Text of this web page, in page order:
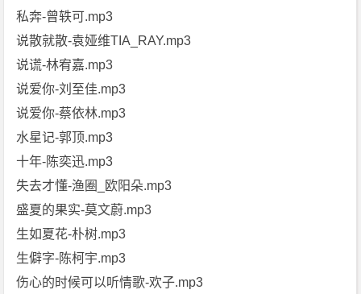
私奔-曾轶可.mp3
说散就散-袁娅维TIA_RAY.mp3
说谎-林宥嘉.mp3
说爱你-刘至佳.mp3
说爱你-蔡依林.mp3
水星记-郭顶.mp3
十年-陈奕迅.mp3
失去才懂-渔圈_欧阳朵.mp3
盛夏的果实-莫文蔚.mp3
生如夏花-朴树.mp3
生僻字-陈柯宇.mp3
伤心的时候可以听情歌-欢子.mp3